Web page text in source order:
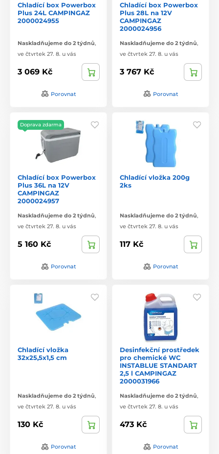
Chladící box Powerbox
Plus 24L CAMPINGAZ
2000024955
Naskladňujeme do 2 týdnů,
ve čtvrtek 27. 8. u vás
3 069 Kč
Porovnat
Chladící box Powerbox
Plus 28L na 12V
CAMPINGAZ
2000024956
Naskladňujeme do 2 týdnů,
ve čtvrtek 27. 8. u vás
3 767 Kč
Porovnat
Doprava zdarma
Chladící box Powerbox
Plus 36L na 12V
CAMPINGAZ
2000024957
Naskladňujeme do 2 týdnů,
ve čtvrtek 27. 8. u vás
5 160 Kč
Porovnat
Chladící vložka 200g
2ks
Naskladňujeme do 2 týdnů,
ve čtvrtek 27. 8. u vás
117 Kč
Porovnat
Chladící vložka
32x25,5x1,5 cm
Naskladňujeme do 2 týdnů,
ve čtvrtek 27. 8. u vás
130 Kč
Porovnat
Desinfekční prostředek
pro chemické WC
INSTABLUE STANDART
2,5 l CAMPINGAZ
2000031966
Naskladňujeme do 2 týdnů,
ve čtvrtek 27. 8. u vás
473 Kč
Porovnat